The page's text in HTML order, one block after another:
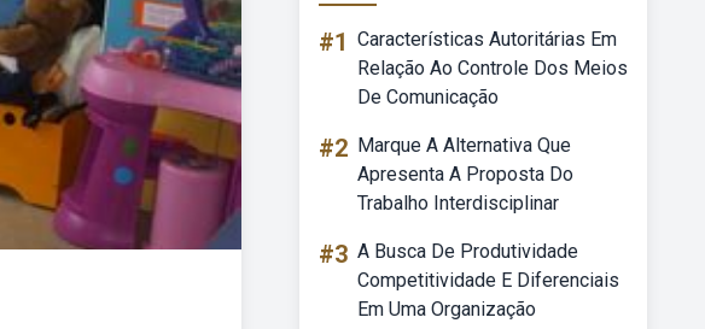
#1 Características Autoritárias Em
Relação Ao Controle Dos Meios
De Comunicação
#2 Marque A Alternativa Que
Apresenta A Proposta Do
Trabalho Interdisciplinar
#3 A Busca De Produtividade
Competitividade E Diferenciais
Em Uma Organização